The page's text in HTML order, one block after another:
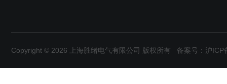
Copyright © 2026 上海胜绪电气有限公司 版权所有 备案号：沪ICP